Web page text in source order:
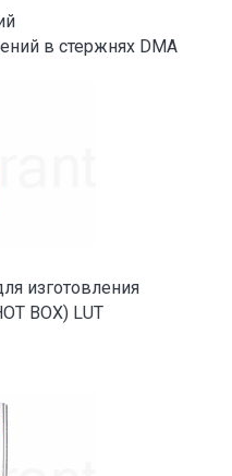
в стержнях DMA
изготовления
BOX) LUT